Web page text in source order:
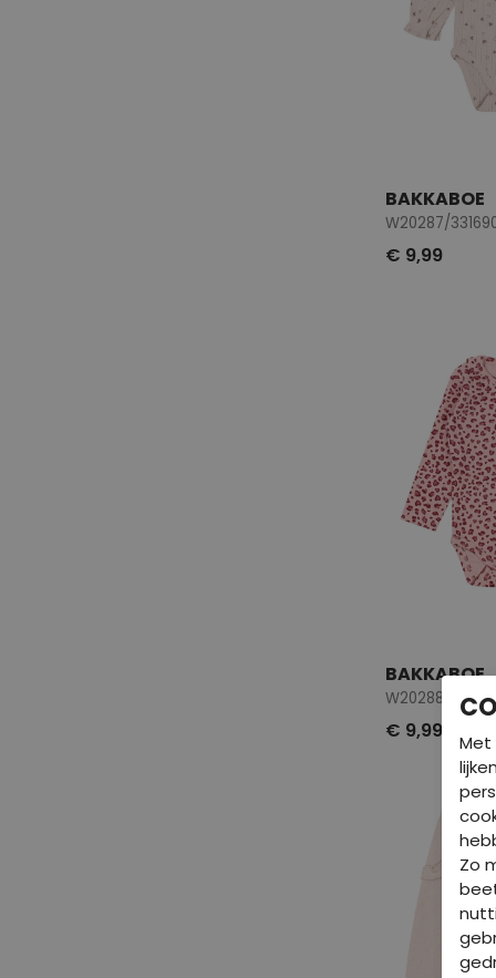
BAKKABOE
W20287/
€ 9,99
BAKKABOE
W20288/
€ 9,99
Met
Zo